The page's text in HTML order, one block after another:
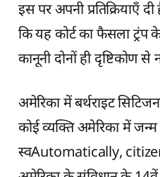
इस पर अपनी प्रतिक्रियाएँ
कि यह कोर्ट का फैसला ट्रंप
कानूनी दोनों ही दृष्टिकोण से
अमेरिका में बर्थराइट
कोई व्यक्ति अमेरिका में
स्वAutomatically,